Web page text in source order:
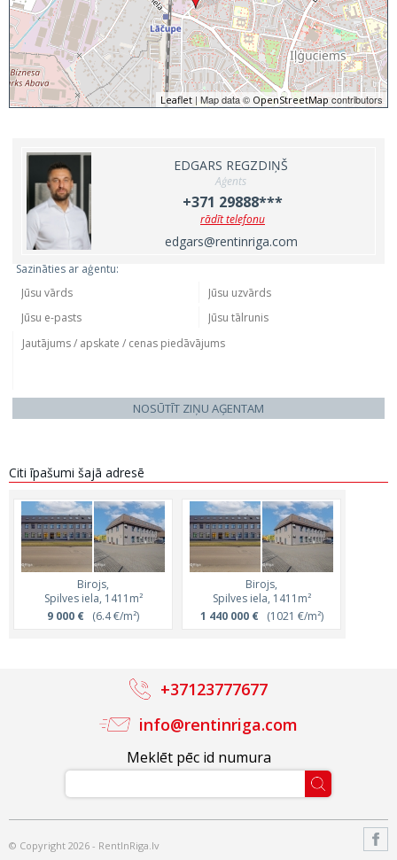
Leaflet | Map data © OpenStreetMap contributors
EDGARS REGZDIŅŠ
Aģents
+371 29888***
rādīt telefonu
edgars@rentinriga.com
Sazināties ar aģentu:
NOSŪTĪT ZIŅU AĢENTAM
Citi īpašumi šajā adresē
Birojs,
Spilves iela, 1411m²
9 000 € (6.4 €/m²)
Birojs,
Spilves iela, 1411m²
1 440 000 €(1021 €/m²)
Meklēt pēc id numura
info@rentinriga.com
+37123777677
© Copyright 2026 - RentInRiga.lv